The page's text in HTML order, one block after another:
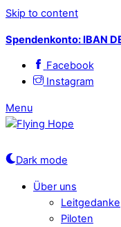
Skip to content
Spendenkonto: IBAN
Facebook
Instagram
Menu
Dark mode
Über uns
Leitgedanke
Piloten